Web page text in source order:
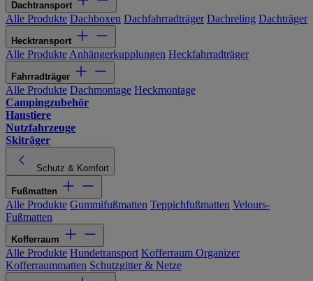
Dachtransport
Alle Produkte Dachboxen Dachfahrradträger Dachreling Dachträger
Hecktransport
Alle Produkte Anhängerkupplungen Heckfahrradträger
Fahrradträger
Alle Produkte Dachmontage Heckmontage
Campingzubehör
Haustiere
Nutzfahrzeuge
Skiträger
Schutz & Komfort
Fußmatten
Alle Produkte Gummifußmatten Teppichfußmatten Velours-
Fußmatten
Kofferraum
Alle Produkte Hundetransport Kofferraum Organizer
Kofferraummatten Schutzgitter & Netze